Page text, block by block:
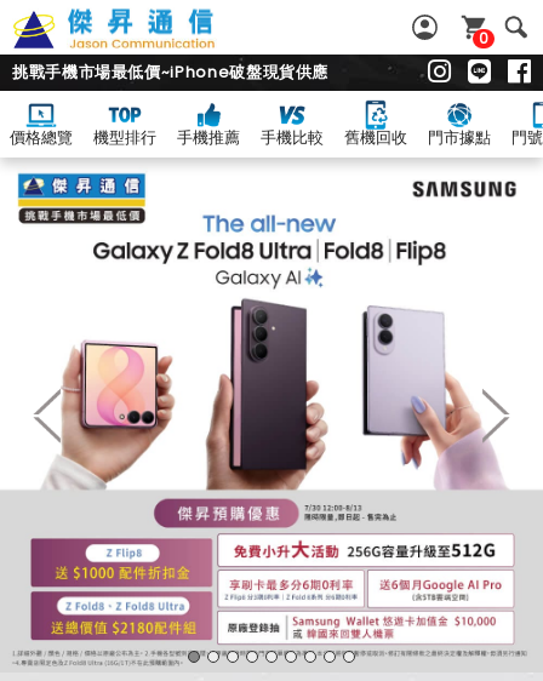
0
挑戰手機市場最低價~iPhone破盤現貨供應
價格總覽 機型排行 手機推薦 手機比較 舊機回收 門市據點 門